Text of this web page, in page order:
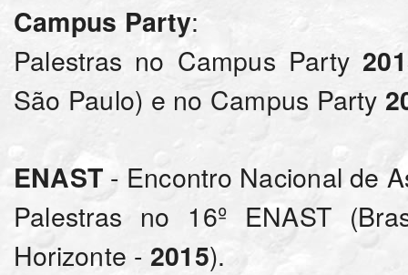
Campus Party:
Palestras no Campus Party
São Paulo) e no Campus Party
ENAST - Encontro Nacional de
Palestras no 16º ENAST
Horizonte - 2015).